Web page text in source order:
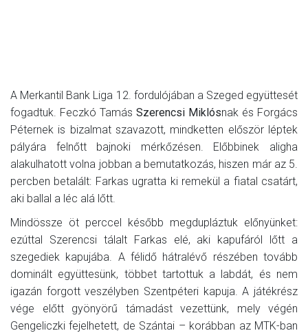
A Merkantil Bank Liga 12. fordulójában a Szeged együttesét
fogadtuk. Feczkó Tamás Szerencsi Miklósnak és Forgács
Péternek is bizalmat szavazott, mindketten először léptek
pályára felnőtt bajnoki mérkőzésen. Előbbinek aligha
alakulhatott volna jobban a bemutatkozás, hiszen már az 5.
percben betalált: Farkas ugratta ki remekül a fiatal csatárt,
aki ballal a léc alá lőtt.
Mindössze öt perccel később megdupláztuk előnyünket:
ezúttal Szerencsi tálalt Farkas elé, aki kapufáról lőtt a
szegediek kapujába. A félidő hátralévő részében tovább
dominált együttesünk, többet tartottuk a labdát, és nem
igazán forgott veszélyben Szentpéteri kapuja. A játékrész
vége előtt gyönyörű támadást vezettünk, mely végén
Gengeliczki fejelhetett, de Szántai – korábban az MTK-ban